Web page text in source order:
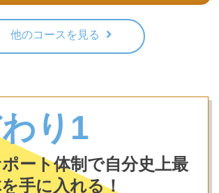
他のコースを見る
り1
ート体制で自分史上最
手に入れる！